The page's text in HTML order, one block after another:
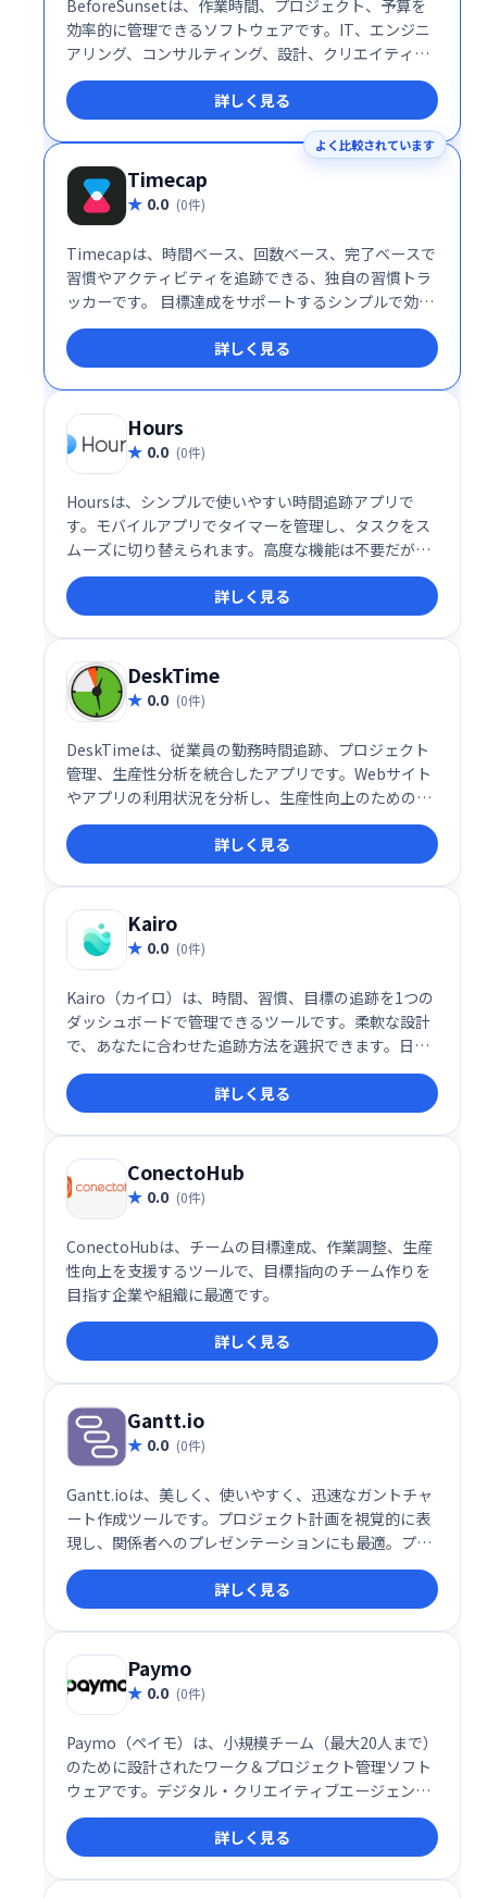
BeforeSunsetは、作業時間、プロジェクト、予算を
効率的に管理できるソフトウェアです。IT、エンジニ
アリング、コンサルティング、設計、クリエイティブ
産業の企業や個人に最適です。時間追跡と予算管理を
統合し、業務の可視化と効率化を実現します。より便
利で安心な業務遂行を支援することで、生産性向上に
貢献します。
詳しく見る
よく比較されています
Timecap
0.0 (0件)
Timecapは、時間ベース、回数ベース、完了ベースで
習慣やアクティビティを追跡できる、独自の習慣トラ
ッカーです。 目標達成をサポートするシンプルで効果
的なツールで、日々の習慣形成をスムーズにします。
時間を意識した管理で、生産性を向上させましょう。
詳しく見る
Hours
0.0 (0件)
Hoursは、シンプルで使いやすい時間追跡アプリで
す。モバイルアプリでタイマーを管理し、タスクをス
ムーズに切り替えられます。高度な機能は不要だが、
基本的な時間管理を求める方におすすめです。
詳しく見る
DeskTime
0.0 (0件)
DeskTimeは、従業員の勤務時間追跡、プロジェクト
管理、生産性分析を統合したアプリです。Webサイト
やアプリの利用状況を分析し、生産性向上のための課
題を特定できます。使いやすいインターフェースで、
チームの効率化と生産性向上をサポートします。
詳しく見る
Kairo
0.0 (0件)
Kairo（カイロ）は、時間、習慣、目標の追跡を1つの
ダッシュボードで管理できるツールです。柔軟な設計
で、あなたに合わせた追跡方法を選択できます。日々
の活動や進捗状況を把握し、目標達成を効率的にサポ
ートします。生産性向上を目指したい方におすすめで
す。
詳しく見る
ConectoHub
0.0 (0件)
ConectoHubは、チームの目標達成、作業調整、生産
性向上を支援するツールで、目標指向のチーム作りを
目指す企業や組織に最適です。
詳しく見る
Gantt.io
0.0 (0件)
Gantt.ioは、美しく、使いやすく、迅速なガントチャ
ート作成ツールです。プロジェクト計画を視覚的に表
現し、関係者へのプレゼンテーションにも最適。プロ
フェッショナルな印象を与え、プロジェクトの推進を
スムーズにします。
詳しく見る
Paymo
0.0 (0件)
Paymo（ペイモ）は、小規模チーム（最大20人まで）
のために設計されたワーク＆プロジェクト管理ソフト
ウェアです。デジタル・クリエイティブエージェンシ
ー、マーケティング会社、コンサルティングビジネ
ス、ソフトウェア企業、建築設計事務所などに最適な
ツールで、タスク管理から請求書の発行、オンライン
決済までビジネス運営を幅広くサポートします。
詳しく見る